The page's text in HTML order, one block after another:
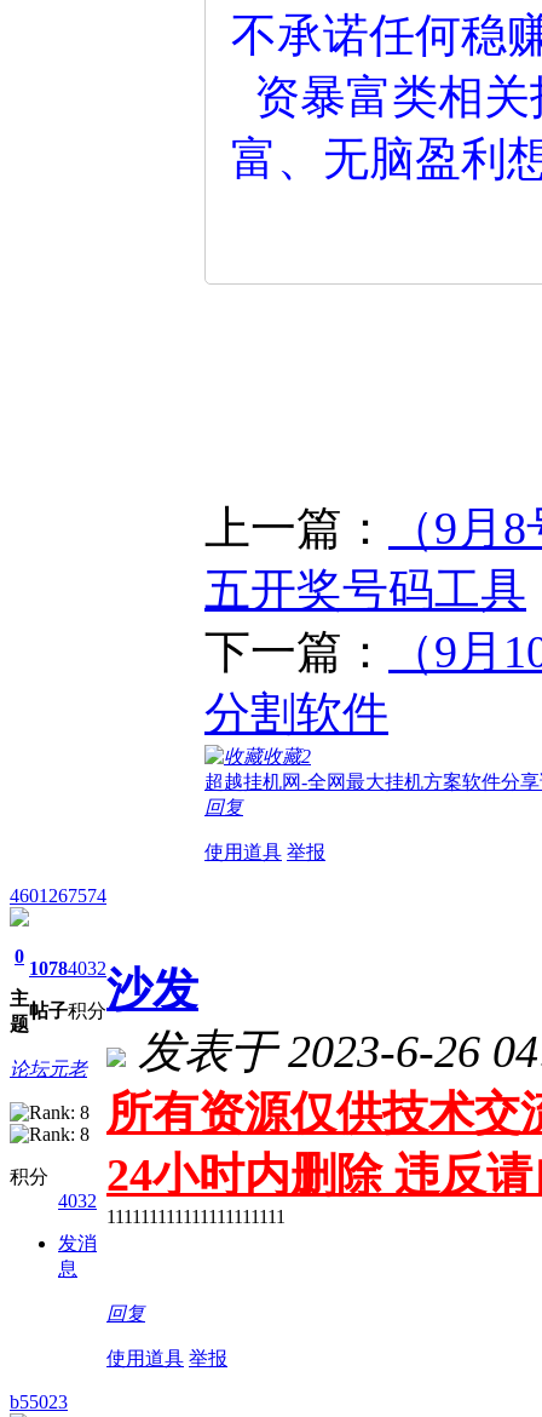
不承诺任何稳
资暴富类相
富、无脑盈利
上一篇：
（9月
五开奖号码工具
下一篇：
（9月
分割软件
收藏2
超越挂机网-全网最大挂机方案软件分
回复
使用道具 举报
4601267574
0
主
题
1078
帖子
4032
积分
论坛元老
积分
4032
发消
息
沙发
发表于 2023-6-26
所有资源仅供技术交
24小时内删除 违反
111111111111111111111
回复
使用道具 举报
b55023